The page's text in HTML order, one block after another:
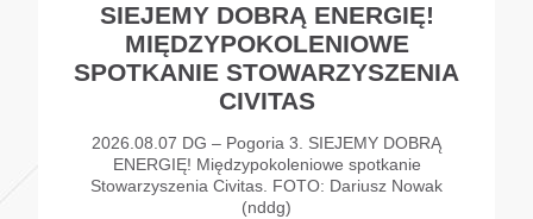
SIEJEMY DOBRĄ ENERGIĘ!
MIĘDZYPOKOLENIOWE
SPOTKANIE STOWARZYSZENIA
CIVITAS
2026.08.07 DG – Pogoria 3. SIEJEMY DOBRĄ
ENERGIĘ! Międzypokoleniowe spotkanie
Stowarzyszenia Civitas. FOTO: Dariusz Nowak
(nddg)